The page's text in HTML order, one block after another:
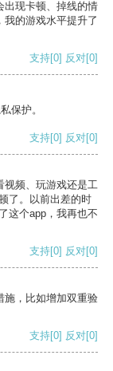
出现卡顿、掉线的情
的游戏水平提升了
支持[0] 反对[0]
保护。
支持[0] 反对[0]
视频、玩游戏还是工
了。以前出差的时
这个app，我再也不
支持[0] 反对[0]
施，比如增加双重验
支持[0] 反对[0]